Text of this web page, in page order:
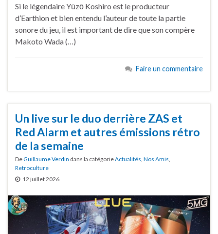
Si le légendaire Yūzō Koshiro est le producteur
d’Earthion et bien entendu l’auteur de toute la partie
sonore du jeu, il est important de dire que son compère
Makoto Wada (…)
Faire un commentaire
Un live sur le duo derrière ZAS et
Red Alarm et autres émissions rétro
de la semaine
DeGuillaume Verdin dans la catégorieActualités Nos Amis
Retroculture
12 juillet 2026